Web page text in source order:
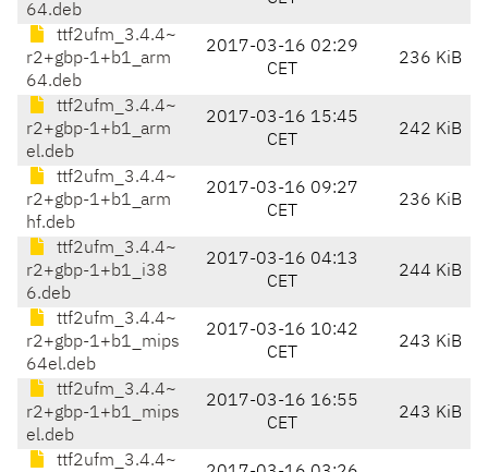
64.deb
ttf2ufm_3.4.4~
r2+gbp-1+b1_arm
64.deb
2017-03-16 02:29
CET
236 KiB
ttf2ufm_3.4.4~
r2+gbp-1+b1_arm
el.deb
2017-03-16 15:45
CET
242 KiB
ttf2ufm_3.4.4~
r2+gbp-1+b1_arm
hf.deb
2017-03-16 09:27
CET
236 KiB
ttf2ufm_3.4.4~
r2+gbp-1+b1_i38
6.deb
2017-03-16 04:13
CET
244 KiB
ttf2ufm_3.4.4~
r2+gbp-1+b1_mips
64el.deb
2017-03-16 10:42
CET
243 KiB
ttf2ufm_3.4.4~
r2+gbp-1+b1_mips
el.deb
2017-03-16 16:55
CET
243 KiB
ttf2ufm_3.4.4~